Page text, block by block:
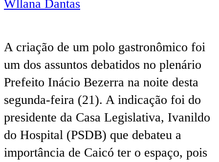
Wllana Dantas
A criação de um polo gastronômico foi
um dos assuntos debatidos no plenário
Prefeito Inácio Bezerra na noite desta
segunda-feira (21). A indicação foi do
presidente da Casa Legislativa, Ivanildo
do Hospital (PSDB) que debateu a
importância de Caicó ter o espaço, pois